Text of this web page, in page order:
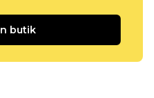
butik